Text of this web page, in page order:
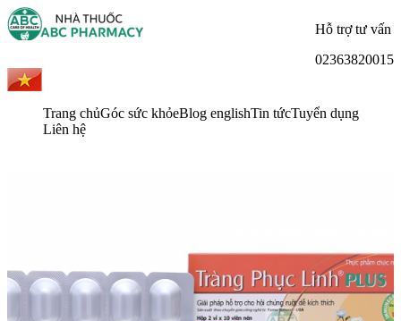
Hỗ trợ tư vấn
02363820015
Trang chủGóc sức khỏeBlog englishTin tứcTuyển dụng
Liên hệ